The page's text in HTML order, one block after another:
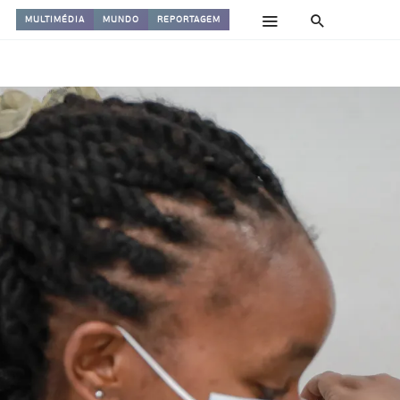
MULTIMÉDIA MUNDO REPORTAGEM